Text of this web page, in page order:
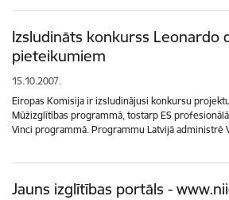
Izsludināts konkurss Leonardo
pieteikumiem
15.10.2007.
Eiropas Komisija ir izsludinājusi konkursu
Mūžizglītības programmā, tostarp ES
Vinci programmā. Programmu Latvijā administrē
Jauns izglītības portāls -